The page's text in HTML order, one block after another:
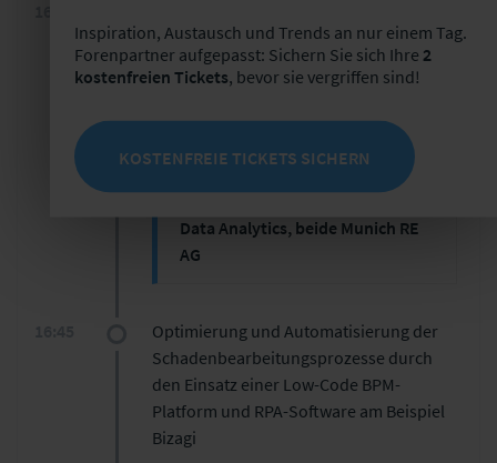
Missverständnisse, Doppelarbeit
und Unsicherheit. Nur ganzheitliche
Lösungen können diese
addressieren und das magische
Dreieck des Schadenmanagements
in eine zeitgemäße Balance bringen.
Schadenmanagementprozess -
Möglichkeiten und Grenzen
Markus Gützlaff - Senior
Consultant Client Data Analytics
Data Analytics, beide Munich RE
AG
Schadenmanagements aus Sicht
des Rückversicherers.
Wo steht der deutsche Markt?
Wie und Wo kann Data Analytics
unterstützen?
Optimierung und Automatisierung der
Schadenbearbeitungsprozesse durch
den Einsatz einer Low-Code BPM-
Platform und RPA-Software am Beispiel
Bizagi
Inspiration, Austausch und Trends an nur einem Tag.
Forenpartner aufgepasst: Sichern Sie sich Ihre 2
kostenfreien Tickets, bevor sie vergriffen sind!
KOSTENFREIE TICKETS SICHERN